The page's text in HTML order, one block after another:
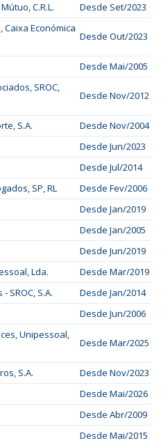
C.R.L.
Desde Set/2023
Caixa Económica
Desde Out/2023
Desde Mai/2005
SROC,
Desde Nov/2012
S.A.
Desde Nov/2004
Desde Jun/2023
Desde Jul/2014
SP, RL
Desde Fev/2006
Desde Jan/2019
Desde Jan/2005
Desde Jun/2019
Lda.
Desde Mar/2019
SROC, S.A.
Desde Jan/2014
Desde Jun/2006
Unipessoal,
Desde Mar/2025
S.A.
Desde Nov/2023
Desde Mai/2026
Desde Abr/2009
Desde Mai/2015